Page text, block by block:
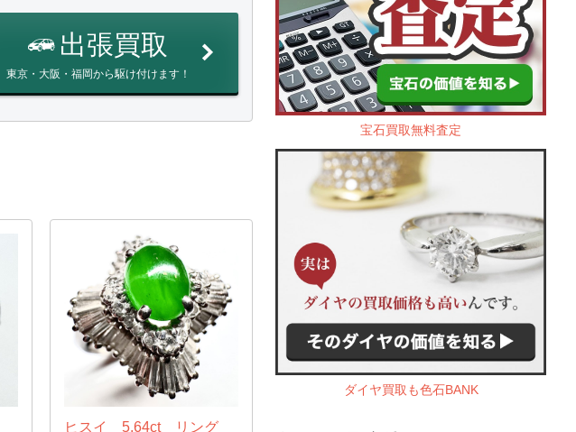
出張買取
東京・大阪・福岡から駆け付けます！
ヒスイ 5.64ct リング
宝石買取無料査定
ダイヤ買取も色石BANK